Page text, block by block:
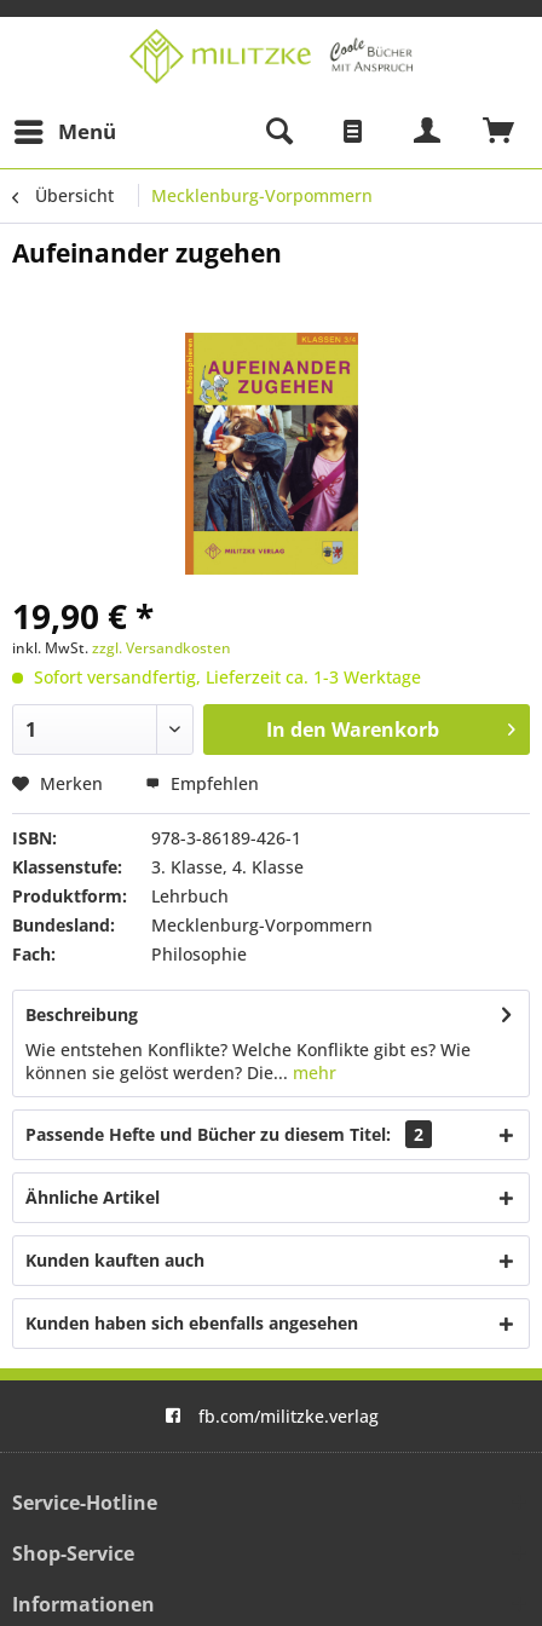
Menü
Übersicht Mecklenburg-Vorpommern
Aufeinander zugehen
19,90 € *
inkl. MwSt.zzgl. Versandkosten
Sofort versandfertig, Lieferzeit ca. 1-3 Werktage
In den Warenkorb
Merken Empfehlen
ISBN:
978-3-86189-426-1
Klassenstufe:
3. Klasse, 4. Klasse
Produktform:
Lehrbuch
Bundesland:
Mecklenburg-Vorpommern
Fach:
Philosophie
Beschreibung
Wie entstehen Konflikte? Welche Konflikte gibt es? Wie
können sie gelöst werden? Die... mehr
Passende Hefte und Bücher zu diesem Titel: 2
Ähnliche Artikel
Kunden kauften auch
Kunden haben sich ebenfalls angesehen
fb.com/militzke.verlag
Service-Hotline
Shop-Service
Informationen